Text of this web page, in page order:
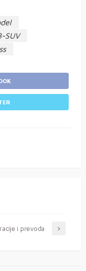
SUV
i prevoda